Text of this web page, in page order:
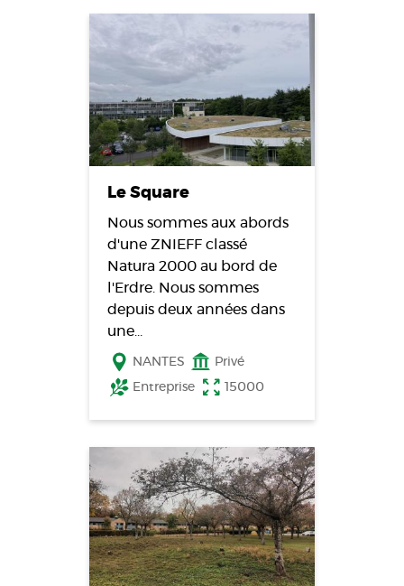
Le Square
Nous sommes aux abords
d'une ZNIEFF classé
Natura 2000 au bord de
l'Erdre. Nous sommes
depuis deux années dans
une…
NANTES
Privé
Entreprise
15000